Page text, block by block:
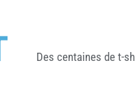
Des centaines de t-